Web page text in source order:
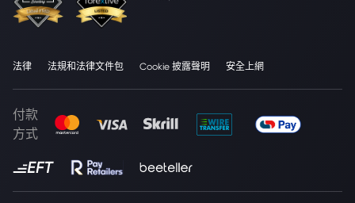
法律 法規和法律文件包 Cookie 披露聲明 安全上網
付款
方式